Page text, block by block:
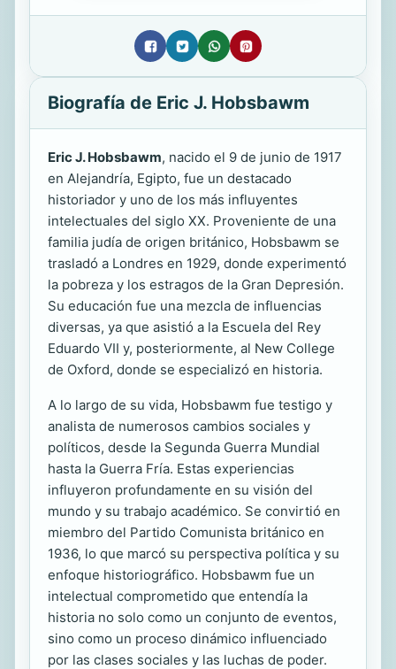
Biografía de Eric J. Hobsbawm
Eric J. Hobsbawm, nacido el 9 de junio de 1917
en Alejandría, Egipto, fue un destacado
historiador y uno de los más influyentes
intelectuales del siglo XX. Proveniente de una
familia judía de origen británico, Hobsbawm se
trasladó a Londres en 1929, donde experimentó
la pobreza y los estragos de la Gran Depresión.
Su educación fue una mezcla de influencias
diversas, ya que asistió a la Escuela del Rey
Eduardo VII y, posteriormente, al New College
de Oxford, donde se especializó en historia.
A lo largo de su vida, Hobsbawm fue testigo y
analista de numerosos cambios sociales y
políticos, desde la Segunda Guerra Mundial
hasta la Guerra Fría. Estas experiencias
influyeron profundamente en su visión del
mundo y su trabajo académico. Se convirtió en
miembro del Partido Comunista británico en
1936, lo que marcó su perspectiva política y su
enfoque historiográfico. Hobsbawm fue un
intelectual comprometido que entendía la
historia no solo como un conjunto de eventos,
sino como un proceso dinámico influenciado
por las clases sociales y las luchas de poder.